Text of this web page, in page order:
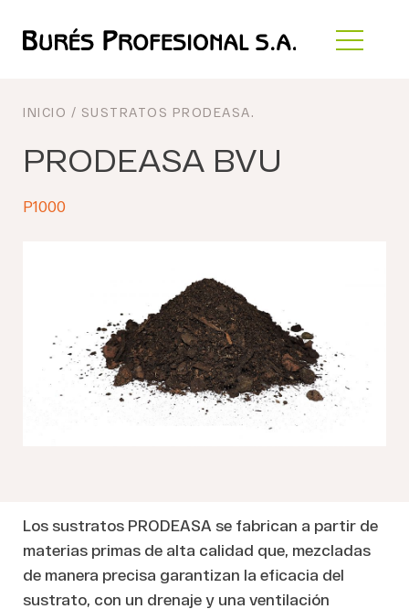
INICIO / SUSTRATOS PRODEASA.
PRODEASA BVU
P1000
Los sustratos PRODEASA se fabrican a partir de
materias primas de alta calidad que, mezcladas
de manera precisa garantizan la eficacia del
sustrato, con un drenaje y una ventilación